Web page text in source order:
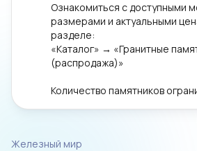
Ознакомиться с доступными
размерами и актуальными
разделе:
«Каталог» → «Гранитные
(распродажа)»
Количество памятников
Железный мир